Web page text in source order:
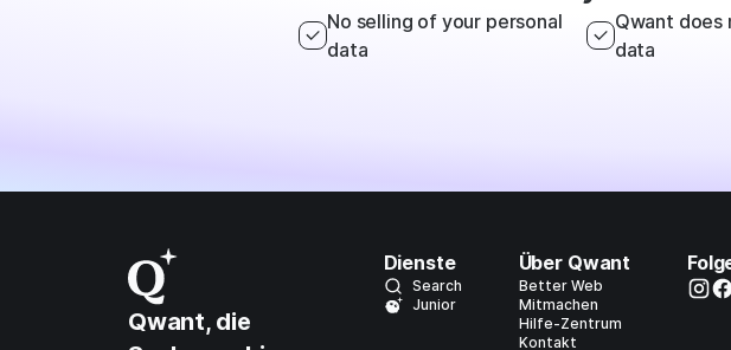
No selling of your personal
data
Qwant does
data
Qwant, die
Dienste
Search
Junior
Über Qwant
Better Web
Mitmachen
Hilfe-Zentrum
Kontakt